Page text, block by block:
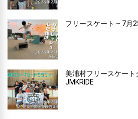
フリースケート – 7月
美浦村フリースケー
JMKRIDE